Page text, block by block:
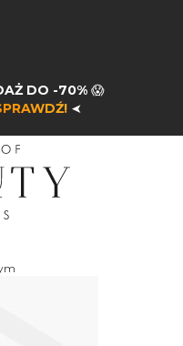
DO -70% 😱
➤